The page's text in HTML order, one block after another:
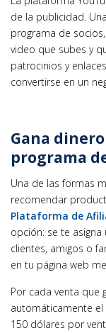
de la publicidad.
programa de
video que subes y
patrocinios y
convertirse en un
Gana
programa
Una de las formas
recomendar
Plataforma de
opción: se te
clientes, amigos o
en tu página web
Por cada venta que
automáticamente
150 dólares por